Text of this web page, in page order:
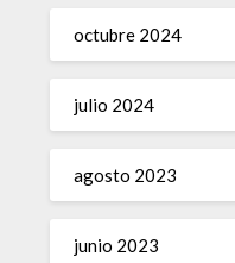
octubre 2024
julio 2024
agosto 2023
junio 2023